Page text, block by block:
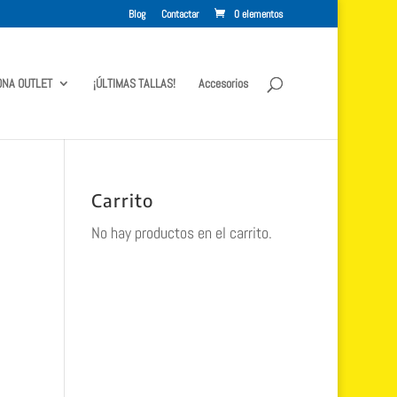
Blog Contactar 0 elementos
OUTLET ¡ÚLTIMAS TALLAS! Accesorios
Carrito
No hay productos en el carrito.